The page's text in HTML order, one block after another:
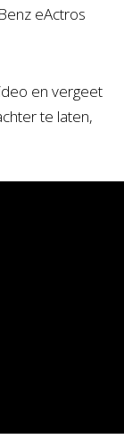
eActros
en vergeet
te laten,